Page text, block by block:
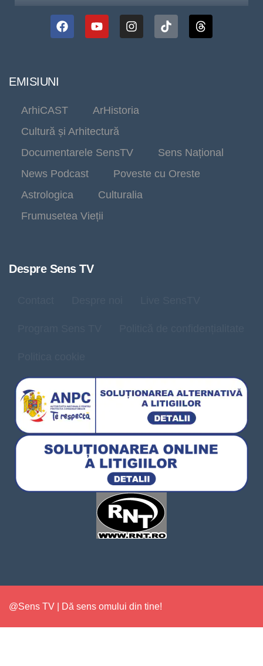
EMISIUNI
ArhiCAST
ArHistoria
Cultură și Arhitectură
Documentarele SensTV
Sens Național
News Podcast
Poveste cu Oreste
Astrologica
Culturalia
Frumusetea Vieții
Despre Sens TV
@Sens TV | Dă sens omului din tine!